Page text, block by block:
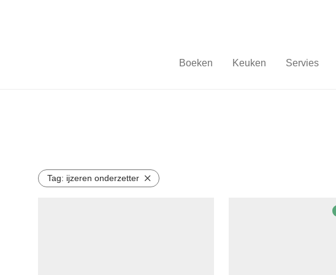
Boeken Keuken Servies
Tag: ijzeren onderzetter